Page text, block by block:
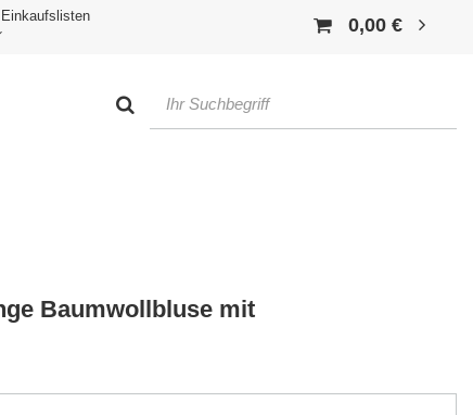
Einkaufslisten 0,00 €
Baumwollbluse mit